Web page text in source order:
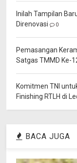
Inilah Tampilan
Direnovasi
0
Pemasangan
Satgas TMMD Ke-
Komitmen TNI
Finishing RTLH di
BACA JUGA